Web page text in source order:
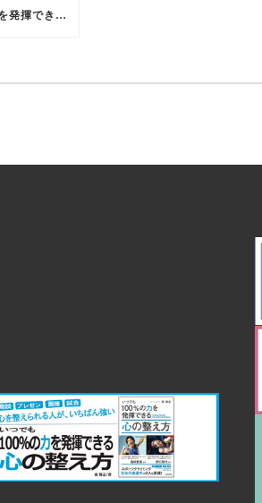
『いつでも100%の力を発揮できる 心の整え方』出版